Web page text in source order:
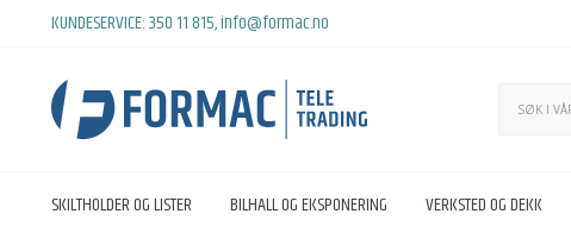
KUNDESERVICE:350 11 815,info@formac.no
SKILTHOLDER OG LISTER BILHALL OG EKSPONERING VERKSTED OG DEKK